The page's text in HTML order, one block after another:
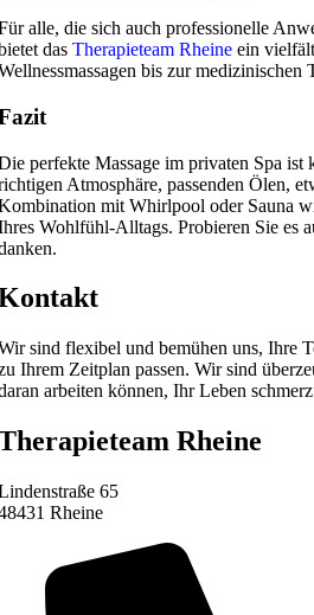
alle, die sich auch professionelle
das Therapieteam Rheine ein
bis zur medizinischen
perfekte Massage im privaten Spa
Atmosphäre, passenden Ölen,
mit Whirlpool oder Sauna
Wohlfühl-Alltags. Probieren Sie es
sind flexibel und bemühen uns, Ihre
Ihrem Zeitplan passen. Wir sind
arbeiten können, Ihr Leben
Rheine
65
Rheine